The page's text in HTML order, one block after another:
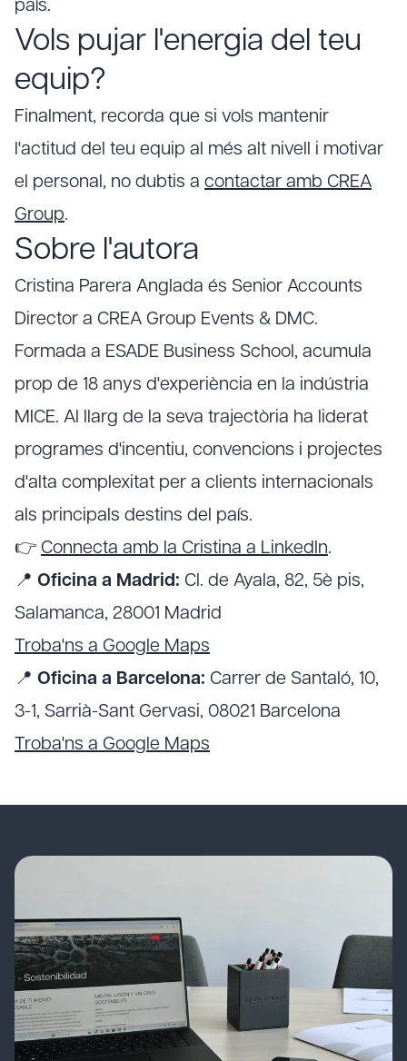
país.
Vols pujar l'energia del teu
equip?
Finalment, recorda que si vols mantenir
l'actitud del teu equip al més alt nivell i motivar
el personal, no dubtis a contactar amb CREA
Group.
Sobre l'autora
Cristina Parera Anglada és Senior Accounts
Director a CREA Group Events & DMC.
Formada a ESADE Business School, acumula
prop de 18 anys d'experiència en la indústria
MICE. Al llarg de la seva trajectòria ha liderat
programes d'incentiu, convencions i projectes
d'alta complexitat per a clients internacionals
als principals destins del país.
👉 Connecta amb la Cristina a LinkedIn.
📍 Oficina a Madrid: Cl. de Ayala, 82, 5è pis,
Salamanca, 28001 Madrid
Troba'ns a Google Maps
📍 Oficina a Barcelona: Carrer de Santaló, 10,
3-1, Sarrià-Sant Gervasi, 08021 Barcelona
Troba'ns a Google Maps